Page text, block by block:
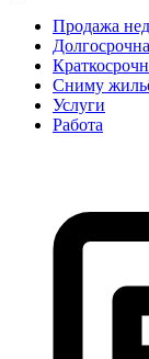
Продажа
Сниму
Услуги
Работа